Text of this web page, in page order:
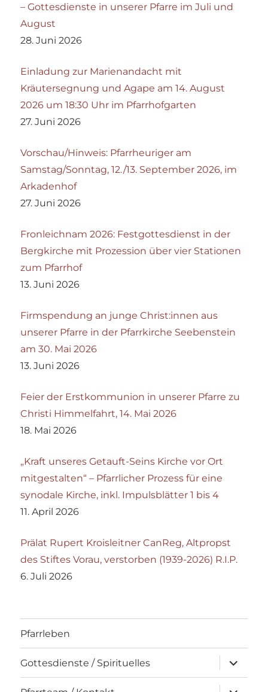
– Gottesdienste in unserer Pfarre im Juli und
August
28. Juni 2026
Einladung zur Marienandacht mit
Kräutersegnung und Agape am 14. August
2026 um 18:30 Uhr im Pfarrhofgarten
27. Juni 2026
Vorschau/Hinweis: Pfarrheuriger am
Samstag/Sonntag, 12./13. September 2026, im
Arkadenhof
27. Juni 2026
Fronleichnam 2026: Festgottesdienst in der
Bergkirche mit Prozession über vier Stationen
zum Pfarrhof
13. Juni 2026
Firmspendung an junge Christ:innen aus
unserer Pfarre in der Pfarrkirche Seebenstein
am 30. Mai 2026
13. Juni 2026
Feier der Erstkommunion in unserer Pfarre zu
Christi Himmelfahrt, 14. Mai 2026
18. Mai 2026
„Kraft unseres Getauft-Seins Kirche vor Ort
mitgestalten“ – Pfarrlicher Prozess für eine
synodale Kirche, inkl. Impulsblätter 1 bis 4
11. April 2026
Prälat Rupert Kroisleitner CanReg, Altpropst
des Stiftes Vorau, verstorben (1939-2026) R.I.P.
6. Juli 2026
Pfarrleben
Gottesdienste / Spirituelles
öffnen